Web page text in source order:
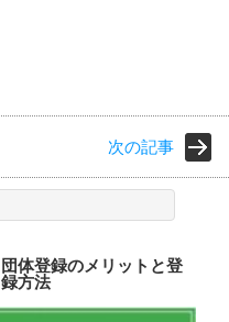
次の記事
団体登録のメリットと登
録方法